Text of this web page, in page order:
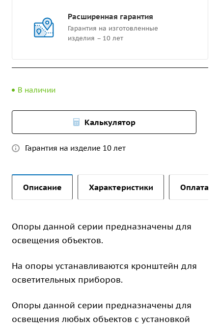
Расширенная гарантия
Гарантия на изготовленные
изделия – 10 лет
В наличии
Калькулятор
Гарантия на изделие 10 лет
Описание Характеристики Оплата и
Опоры данной серии предназначены для
освещения объектов.
На опоры устанавливаются кронштейн для
осветительных приборов.
Опоры данной серии предназначены для
освещения любых объектов с установкой